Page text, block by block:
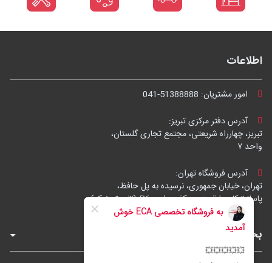
اطلاعات
امور مشتریان: 041-51388888
آدرس دفتر مرکزی تبریز:
تبریز، چهارراه شریعتی، مجتمع تجاری گلستان،
واحد ۷
آدرس فروشگاه تهران:
تهران، خیابان جمهوری، نرسیده به پل حافظ،
پاساژ توکل، طبقه زیرهمکف، واحد B6 (تاپ ترونیک)
بخش‌های فروشگاه